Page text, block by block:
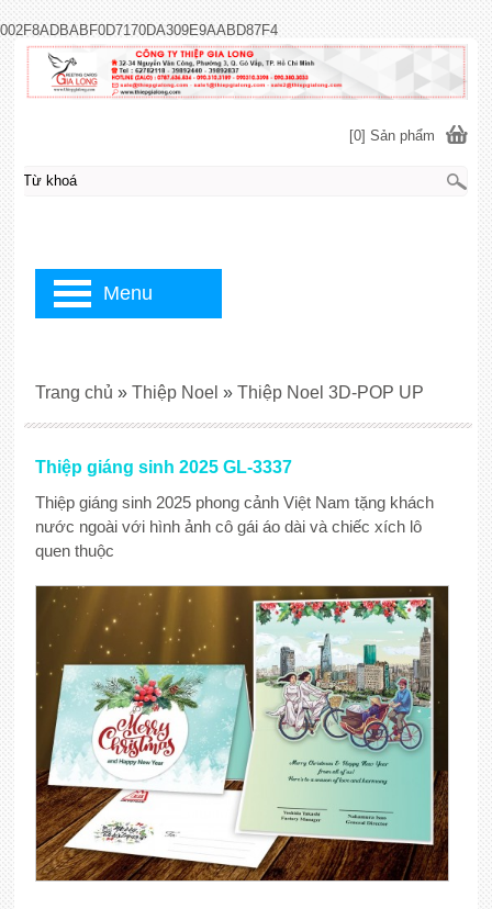
002F8ADBABF0D7170DA309E9AABD87F4
Thiệp giáng sinh 2025 GL-3337
Thiệp giáng sinh 2025 phong cảnh Việt Nam tặng khách
nước ngoài với hình ảnh cô gái áo dài và chiếc xích lô
quen thuộc
Trang chủ » Thiệp Noel » Thiệp Noel 3D-POP UP
[0] Sản phẩm
Menu